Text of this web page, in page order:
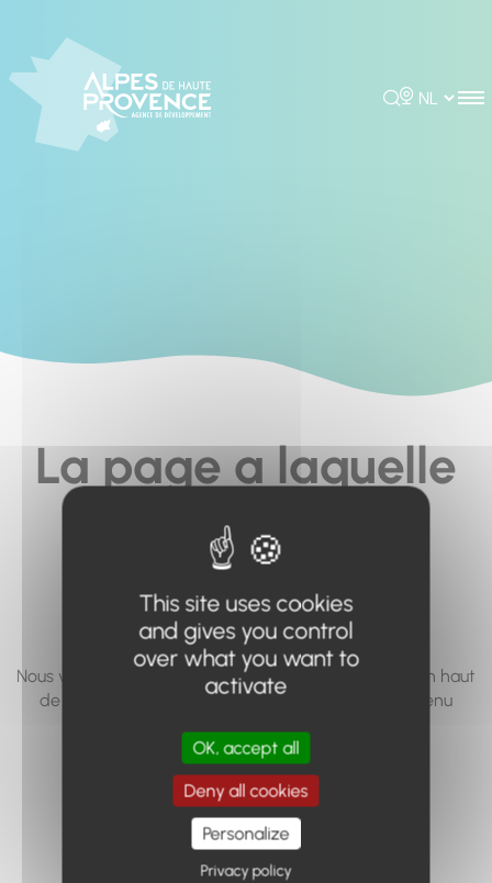
Rechercher
Choisir la
La page a laquelle
vous cherchez à
accéder n'existe
pas... ou plus.
Nous vous invitons à utiliser le moteur de recherche en haut
de page, ou à utiliser le menu pour trouver le contenu
Retour à l'accueil
This site uses cookies
and gives you control
over what you want to
activate
OK, accept all
Deny all cookies
Personalize
Privacy policy